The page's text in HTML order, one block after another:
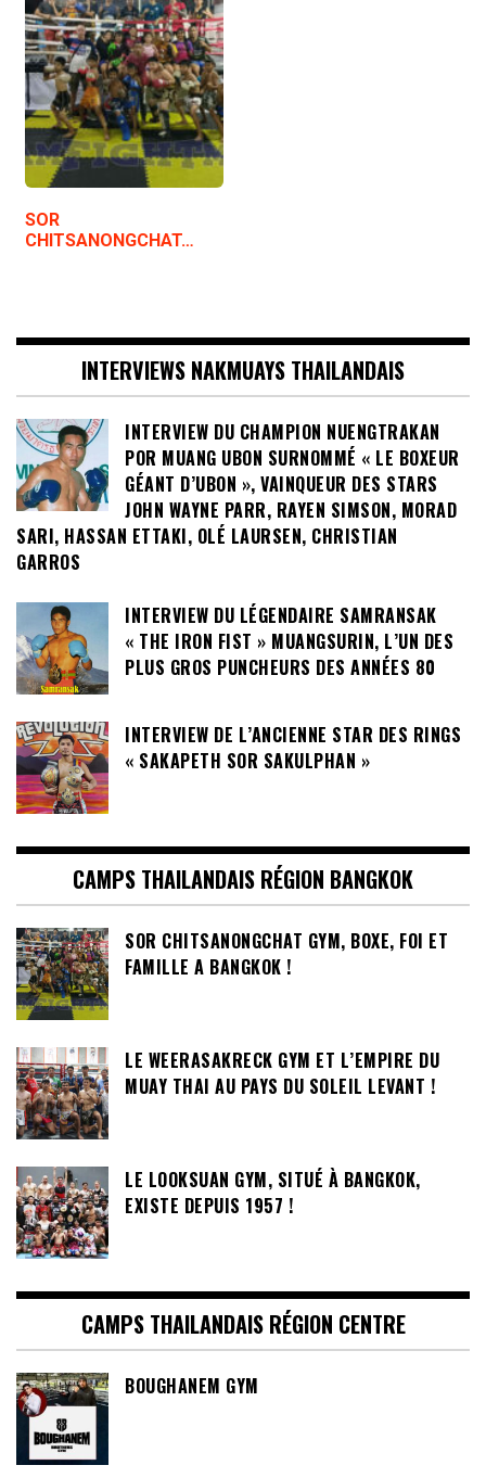
SOR
CHITSANONGCHAT…
INTERVIEWS NAKMUAYS THAILANDAIS
INTERVIEW DU CHAMPION NUENGTRAKAN
POR MUANG UBON SURNOMMÉ « LE BOXEUR
GÉANT D’UBON », VAINQUEUR DES STARS
JOHN WAYNE PARR, RAYEN SIMSON, MORAD
SARI, HASSAN ETTAKI, OLÉ LAURSEN, CHRISTIAN
GARROS
INTERVIEW DU LÉGENDAIRE SAMRANSAK
« THE IRON FIST » MUANGSURIN, L’UN DES
PLUS GROS PUNCHEURS DES ANNÉES 80
INTERVIEW DE L’ANCIENNE STAR DES RINGS
« SAKAPETH SOR SAKULPHAN »
CAMPS THAILANDAIS RÉGION BANGKOK
SOR CHITSANONGCHAT GYM, BOXE, FOI ET
FAMILLE A BANGKOK !
LE WEERASAKRECK GYM ET L’EMPIRE DU
MUAY THAI AU PAYS DU SOLEIL LEVANT !
LE LOOKSUAN GYM, SITUÉ À BANGKOK,
EXISTE DEPUIS 1957 !
CAMPS THAILANDAIS RÉGION CENTRE
BOUGHANEM GYM